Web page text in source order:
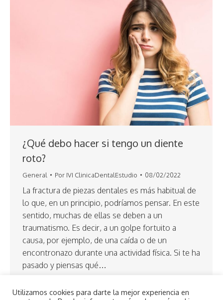
¿Qué debo hacer si tengo un diente
roto?
General Por IVI ClinicaDentalEstudio 08/02/2022
La fractura de piezas dentales es más habitual de
lo que, en un principio, podríamos pensar. En este
sentido, muchas de ellas se deben a un
traumatismo. Es decir, a un golpe fortuito a
causa, por ejemplo, de una caída o de un
encontronazo durante una actividad física. Si te ha
pasado y piensas qué…
Utilizamos cookies para darte la mejor experiencia en